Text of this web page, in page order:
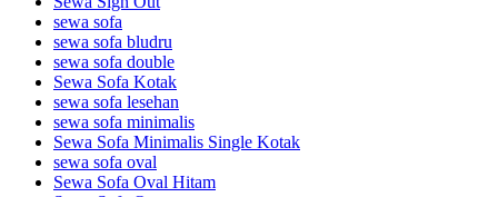
sewa sofa
sewa sofa bludru
sewa sofa double
Sewa Sofa Kotak
sewa sofa lesehan
sewa sofa minimalis
Sewa Sofa Minimalis Single Kotak
sewa sofa oval
Sewa Sofa Oval Hitam